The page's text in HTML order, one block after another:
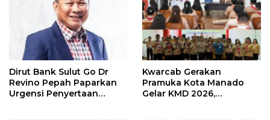
Dirut Bank Sulut Go Dr
Revino Pepah Paparkan
Urgensi Penyertaan
Kwarcab Gerakan
Pramuka Kota Manado
Gelar KMD 2026,